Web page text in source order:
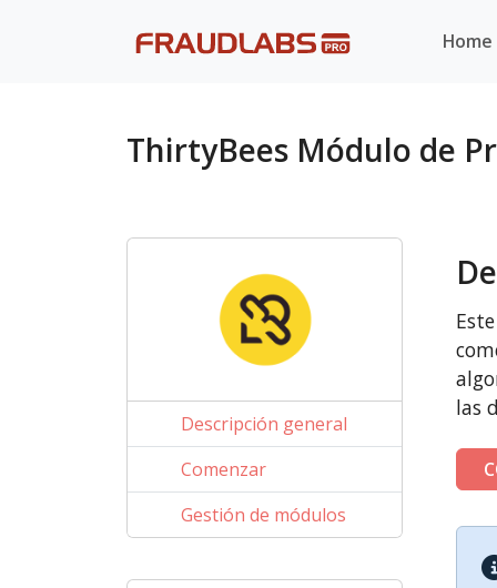
Home
ThirtyBees Módulo de
Descripción general
Comenzar
Gestión de módulos
las